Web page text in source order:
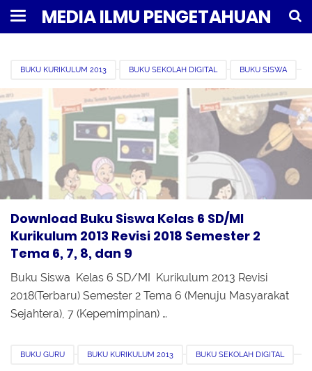
MEDIA ILMU PENGETAHUAN
BUKU KURIKULUM 2013 BUKU SEKOLAH DIGITAL BUKU SISWA
DOWNLOAD KELAS 6 PDF REVISI 2018
REVISI TERBARU SEMESTER 2
Download Buku Siswa Kelas 6 SD/MI
Kurikulum 2013 Revisi 2018 Semester 2
Tema 6, 7, 8, dan 9
Buku Siswa Kelas 6 SD/MI Kurikulum 2013 Revisi
2018(Terbaru) Semester 2 Tema 6 (Menuju Masyarakat
Sejahtera), 7 (Kepemimpinan) …
BUKU GURU BUKU KURIKULUM 2013 BUKU SEKOLAH DIGITAL